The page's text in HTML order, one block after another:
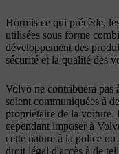
Hormis ce qui précède,
utilisées sous forme
développement des
sécurité et la qualité des
Volvo ne contribuera pas
soient communiquées à
propriétaire de la voiture.
cependant imposer à
cette nature à la police
droit légal d'accès à de